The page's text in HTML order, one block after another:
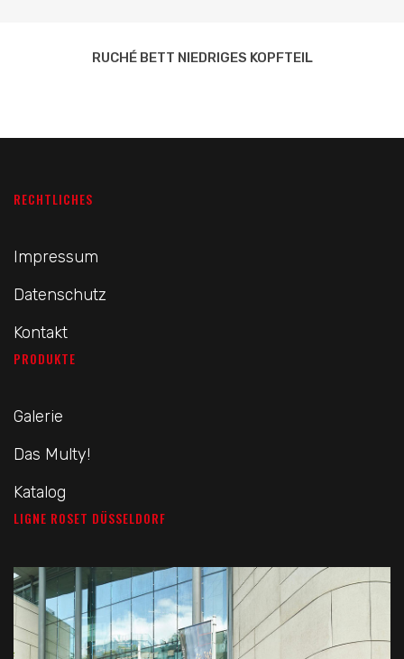
RUCHÉ BETT NIEDRIGES KOPFTEIL
RECHTLICHES
Impressum
Datenschutz
Kontakt
PRODUKTE
Galerie
Das Multy!
Katalog
LIGNE ROSET DÜSSELDORF